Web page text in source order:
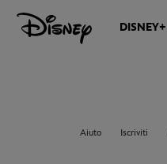
DISNEY+
Aiuto Iscriviti